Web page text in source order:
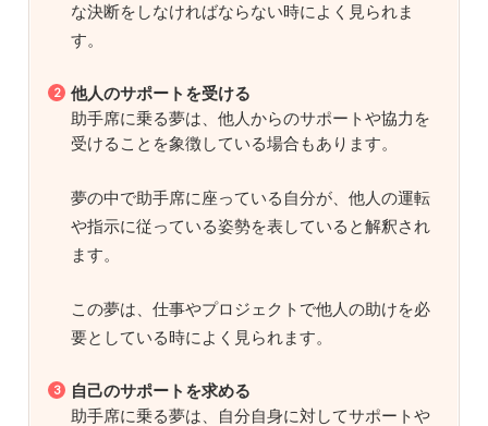
な決断をしなければならない時によく見られま
す。
他人のサポートを受ける
助手席に乗る夢は、他人からのサポートや協力を
受けることを象徴している場合もあります。
夢の中で助手席に座っている自分が、他人の運転
や指示に従っている姿勢を表していると解釈され
ます。
この夢は、仕事やプロジェクトで他人の助けを必
要としている時によく見られます。
自己のサポートを求める
助手席に乗る夢は、自分自身に対してサポートや